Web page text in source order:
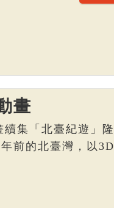
畫
集「北臺紀遊」隆
前的北臺灣，以3D